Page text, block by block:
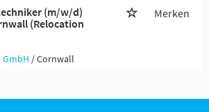
(m/w/d)
(Relocation
Merken
/ Cornwall